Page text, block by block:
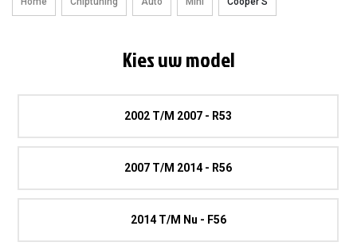
Kies uw model
2002 T/m 2007 - R53
2007 T/m 2014 - R56
2014 T/m Nu - F56